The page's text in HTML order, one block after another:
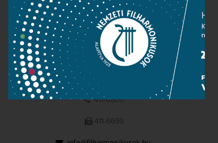
NEMZETI
FILHARMONIKUSOK
1095 Budapest, Komor Marcell u. 1. (Müpa)
411-6600
411-6699